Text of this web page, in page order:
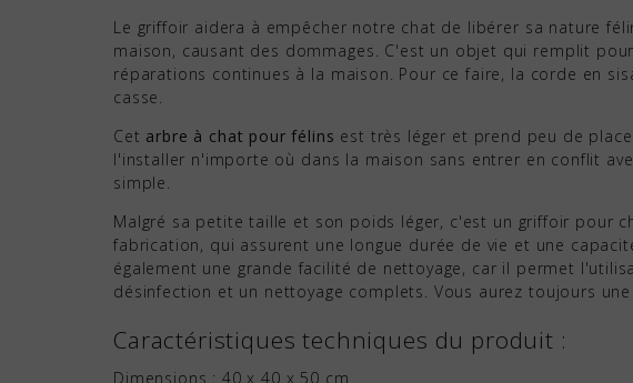
Le griffoir aidera à empêcher notre chat de libérer sa nature
maison, causant des dommages. C'est un objet qui remplit
réparations continues à la maison. Pour ce faire, la corde en
casse.
Cet arbre à chat pour félins est très léger et prend peu de
l'installer n'importe où dans la maison sans entrer en conflit
simple.
Malgré sa petite taille et son poids léger, c'est un griffoir pour
fabrication, qui assurent une longue durée de vie et une
également une grande facilité de nettoyage, car il permet
désinfection et un nettoyage complets. Vous aurez toujours
Caractéristiques techniques du produit :
Dimensions : 40 x 40 x 50 cm